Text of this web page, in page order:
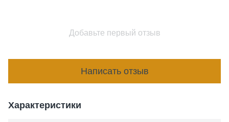
Добавьте первый отзыв
Написать отзыв
Характеристики